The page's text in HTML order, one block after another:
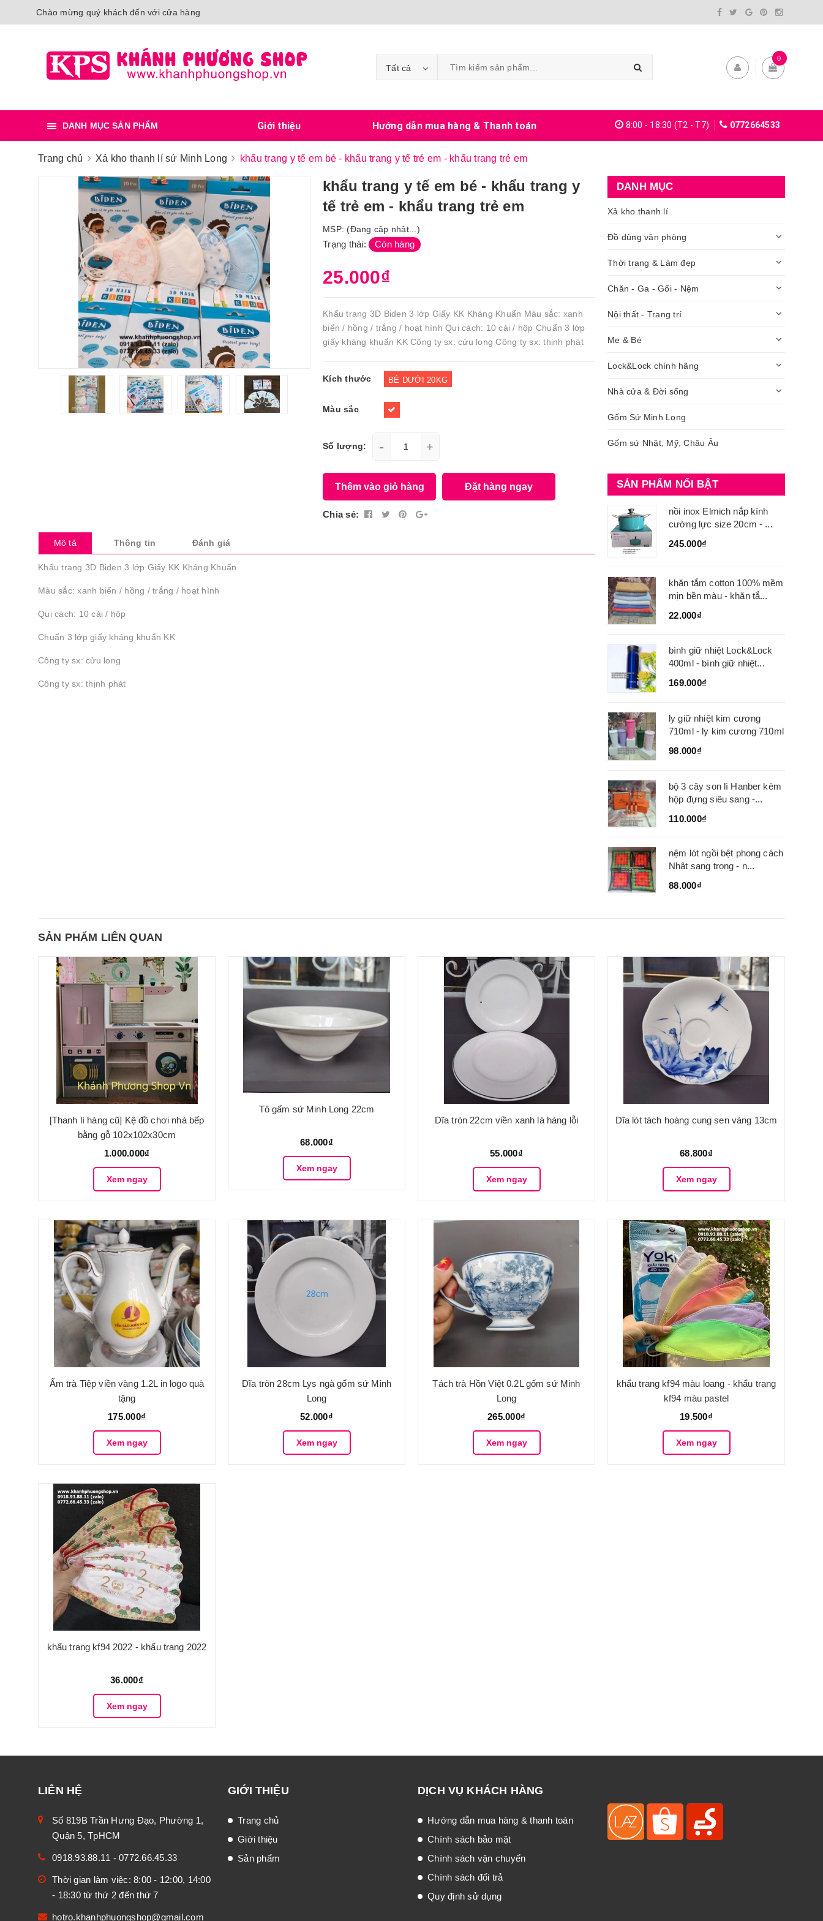
Chào mừng quý khách đến với cửa hàng
Tất cả
0
DANH MỤC SẢN PHẨM Giới thiệu Hướng dẫn mua hàng & Thanh toán 8:00 - 18:30 (T2 - T7) 0772664533
Trang chủ Xả kho thanh lí sứ Minh Long khẩu trang y tế em bé - khẩu trang y tế trẻ em - khẩu trang trẻ em
khẩu trang y tế em bé - khẩu trang y
tế trẻ em - khẩu trang trẻ em
MSP: (Đang cập nhật...)
Trạng thái: Còn hàng
25.000₫
Khẩu trang 3D Biden 3 lớp Giấy KK Kháng Khuẩn Màu sắc: xanh
biển / hồng / trắng / hoạt hình Qui cách: 10 cái / hộp Chuẩn 3 lớp
giấy kháng khuẩn KK Công ty sx: cửu long Công ty sx: thịnh phát
Kích thước BÉ DƯỚI 20KG
Màu sắc
Số lượng: - +
Thêm vào giỏ hàng Đặt hàng ngay
Chia sẻ:
Mô tả Thông tin Đánh giá
Khẩu trang 3D Biden 3 lớp Giấy KK Kháng Khuẩn
Màu sắc: xanh biển / hồng / trắng / hoạt hình
Qui cách: 10 cái / hộp
Chuẩn 3 lớp giấy kháng khuẩn KK
Công ty sx: cửu long
Công ty sx: thịnh phát
DANH MỤC
Xả kho thanh lí
Đồ dùng văn phòng
Thời trang & Làm đẹp
Chăn - Ga - Gối - Nệm
Nội thất - Trang trí
Mẹ & Bé
Lock&Lock chính hãng
Nhà cửa & Đời sống
Gốm Sứ Minh Long
Gốm sứ Nhật, Mỹ, Châu Âu
SẢN PHẨM NỔI BẬT
nồi inox Elmich nắp kính
cường lực size 20cm - ...
245.000₫
khăn tắm cotton 100% mềm
mịn bền màu - khăn tắ...
22.000₫
bình giữ nhiệt Lock&Lock
400ml - bình giữ nhiệt...
169.000₫
ly giữ nhiệt kim cương
710ml - ly kim cương 710ml
98.000₫
bộ 3 cây son lì Hanber kèm
hộp đựng siêu sang -...
110.000₫
nệm lót ngồi bệt phong cách
Nhật sang trọng - n...
88.000₫
SẢN PHẨM LIÊN QUAN
[Thanh lí hàng cũ] Kệ đồ chơi nhà bếp
bằng gỗ 102x102x30cm
1.000.000₫
Xem ngay
Tô gấm sứ Minh Long 22cm
68.000₫
Xem ngay
Dĩa tròn 22cm viền xanh lá hàng lỗi
55.000₫
Xem ngay
Dĩa lót tách hoàng cung sen vàng 13cm
68.800₫
Xem ngay
Ấm trà Tiệp viền vàng 1.2L in logo quà
tặng
175.000₫
Xem ngay
Dĩa tròn 28cm Lys ngà gốm sứ Minh
Long
52.000₫
Xem ngay
Tách trà Hồn Việt 0.2L gốm sứ Minh
Long
265.000₫
Xem ngay
khẩu trang kf94 màu loang - khẩu trang
kf94 màu pastel
19.500₫
Xem ngay
khẩu trang kf94 2022 - khẩu trang 2022
36.000₫
Xem ngay
LIÊN HỆ
Số 819B Trần Hưng Đạo, Phường 1,
Quận 5, TpHCM
0918.93.88.11 - 0772.66.45.33
Thời gian làm việc: 8:00 - 12:00, 14:00
- 18:30 từ thứ 2 đến thứ 7
hotro.khanhphuongshop@gmail.com
GIỚI THIỆU
Trang chủ
Giới thiệu
Sản phẩm
DỊCH VỤ KHÁCH HÀNG
Hướng dẫn mua hàng & thanh toán
Chính sách bảo mật
Chính sách vận chuyển
Chính sách đổi trả
Quy định sử dụng